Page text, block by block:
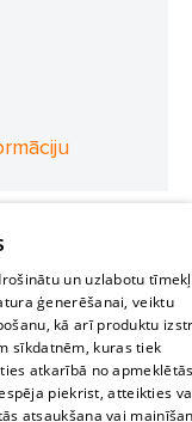
un uzlabotu
ģenerēšanai, veiktu
kā arī produktu
sīkdatnēm, kuras tiek
atkarībā no
piekrist, atteikties
atsaukšana vai